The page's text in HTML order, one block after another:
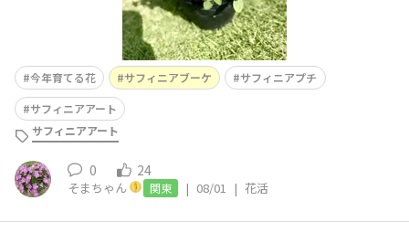
今年育てる花 サフィニアブーケ
サフィニアプチ
サフィニアアート
サフィニアアート
0 24
そまちゃん 関東 | 08/01 | 花活